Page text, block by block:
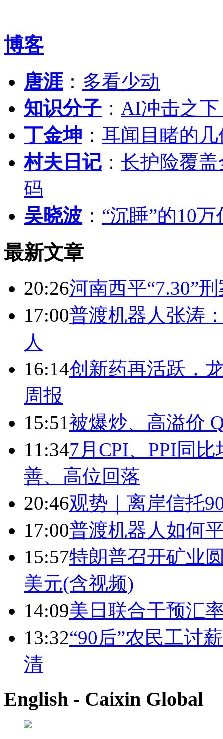
博客
唐涯： 多看少动
知识分子 ： AI冲击之
丁金坤 ： 耳闻目睹的
村夫日记 ： 长护险覆
码
吴晓波 ： “沉睡”的10
最新文章
20:26河南西平“7.30”
17:00普渡机器人张涛
人
16:14创新药再活跃，
周报
15:51被爆炒、高溢价
11:347月CPI、PPI同
善、高位回落
20:46观势｜离岸信托
17:00普渡机器人如何
15:57特朗普召开矿业
美元(含视频)
14:09美日联合干预汇
13:32“90后”农民工讨
清
English - Caixin Global